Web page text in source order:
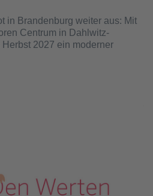
in Brandenburg weiter aus: Mit
Centrum in Dahlwitz-
2027 ein moderner